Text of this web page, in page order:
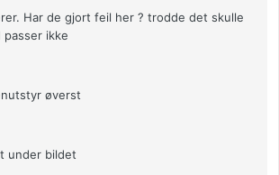
Har de gjort feil her ? trodde det skulle
ikke
øverst
under bildet